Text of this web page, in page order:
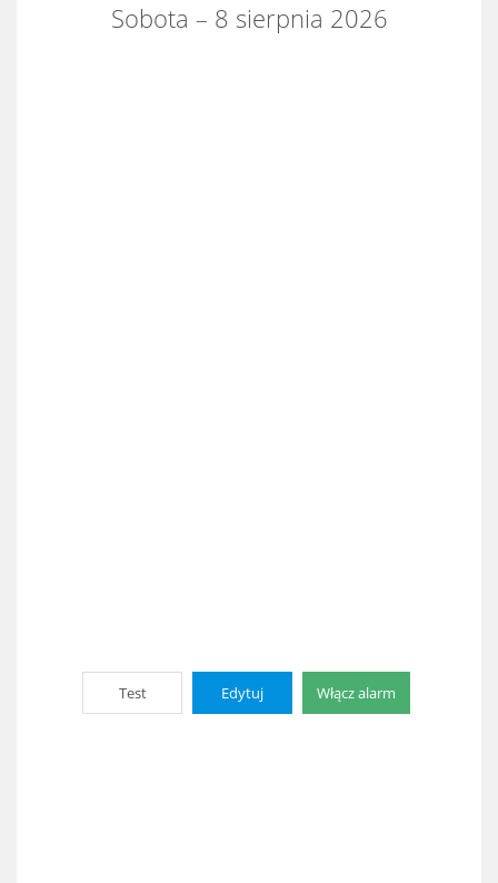
Sobota – 8 sierpnia 2026
Test Edytuj Włącz alarm